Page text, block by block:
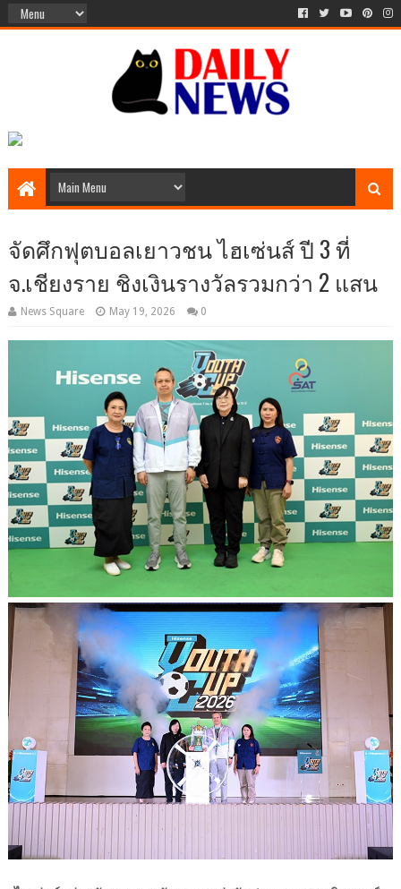
จัดศึกฟุตบอลเยาวชน ไฮเซ่นส์ ปี 3 ที่
จ.เชียงราย ชิงเงินรางวัลรวมกว่า 2 แสน
News Square May 19, 2026 0